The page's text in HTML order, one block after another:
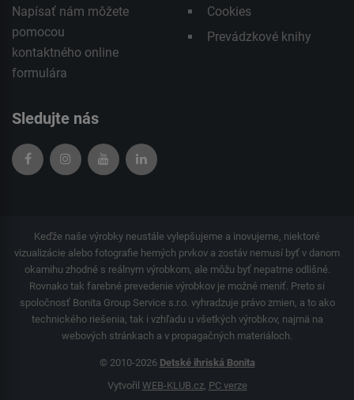
Napísať nám môžete
pomocou
kontaktného online
formulára
Cookies
Prevádzkové knihy
Sledujte nás
Keďže naše výrobky neustále vylepšujeme a inovujeme, niektoré
vizualizácie alebo fotografie herných prvkov a zostáv nemusí byť v danom
okamihu zhodné s reálnym výrobkom, ale môžu byť nepatrne odlišné.
Rovnako tak farebné prevedenie výrobkov je možné meniť. Preto si
spoločnosť Bonita Group Service s.r.o. vyhradzuje právo zmien, a to ako
technického riešenia, tak i vzhľadu u všetkých výrobkov, najmä na
webových stránkach a v propagačných materiáloch.
© 2010-2026 Detské ihriská Bonita
Vytvořil WEB-KLUB.cz, PC verze